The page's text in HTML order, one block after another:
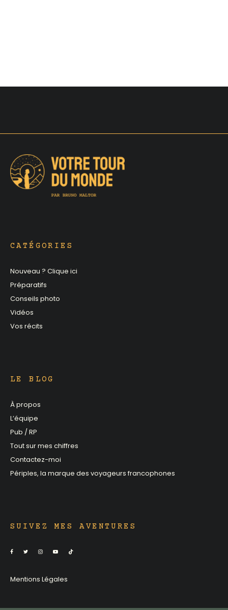
CATÉGORIES
Nouveau ? Clique ici
Préparatifs
Conseils photo
Vidéos
Vos récits
LE BLOG
À propos
L’équipe
Pub / RP
Tout sur mes chiffres
Contactez-moi
Périples, la marque des voyageurs francophones
SUIVEZ MES AVENTURES
Mentions Légales